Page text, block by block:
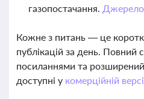
газопостачання. Джерело
Кожне з питань — це
публікацій за день.
посиланнями та
доступні у комерційній